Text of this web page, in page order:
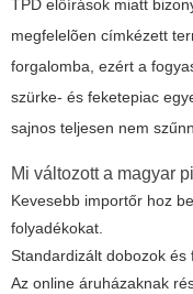
TPD előírások miatt
megfelelõen címkézett
forgalomba, ezért a
szürke- és feketepiac
sajnos teljesen nem
Mi változott a magyar
Kevesebb importőr hoz
folyadékokat.
Standardizált dobozok és
Az online áruházaknak